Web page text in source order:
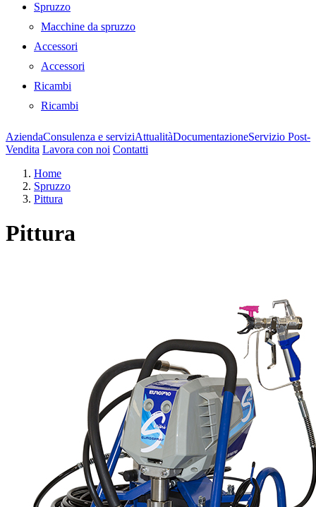
Spruzzo
Macchine da spruzzo
Accessori
Accessori
Ricambi
Ricambi
AziendaConsulenza e serviziAttualitàDocumentazioneServizio Post-
Vendita Lavora con noi Contatti
Home
Spruzzo
Pittura
Pittura